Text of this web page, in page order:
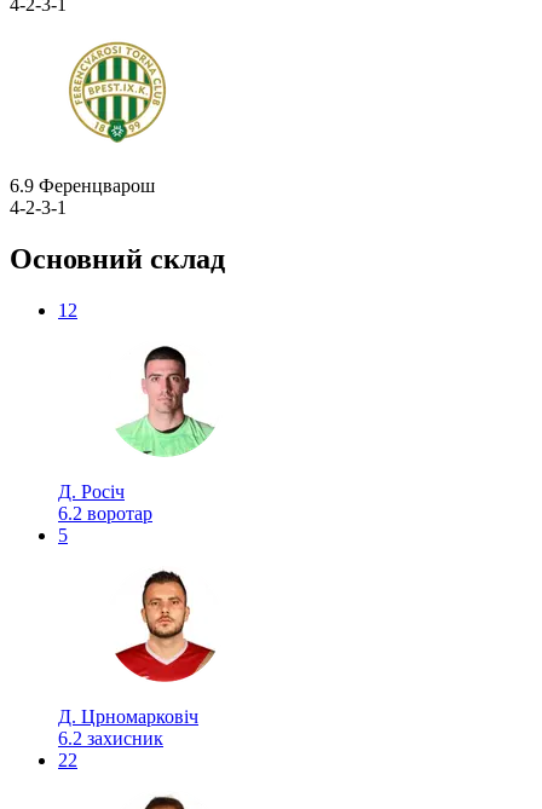
4-2-3-1
6.9 Ференцварош
4-2-3-1
Основний склад
12
Д. Росіч
6.2 воротар
5
Д. Црномарковіч
6.2 захисник
22